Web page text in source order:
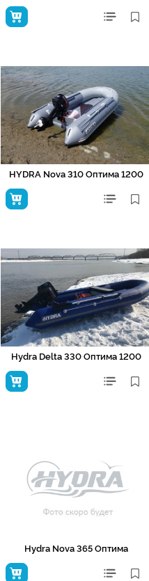
HYDRA Nova 310 Оптима 1200
Hydra Delta 330 Оптима 1200
Hydra Nova 365 Оптима